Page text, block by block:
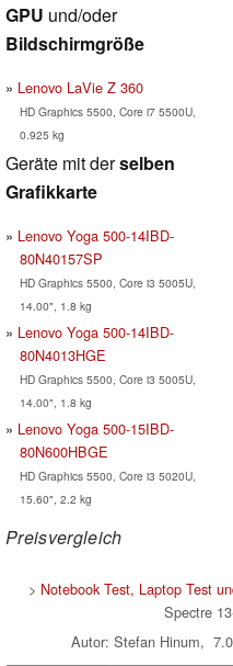
GPU und/oder
Bildschirmgröße
Lenovo LaVie Z 360
HD Graphics 5500, Core i7 5500U,
0.925 kg
Geräte mit derselben
Grafikkarte
Lenovo Yoga 500-14IBD-
80N40157SP
HD Graphics 5500, Core i3 5005U,
14.00", 1.8 kg
Lenovo Yoga 500-14IBD-
80N4013HGE
HD Graphics 5500, Core i3 5005U,
14.00", 1.8 kg
Lenovo Yoga 500-15IBD-
80N600HBGE
HD Graphics 5500, Core i3 5020U,
15.60", 2.2 kg
Preisvergleich
> Notebook Test, Laptop Test
Spectre
Autor: Stefan Hinum,